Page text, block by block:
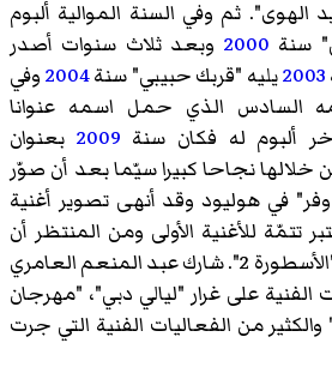
الهوى". ثم وفي السنة الموالية ألبوم
سنة 2000 وبعد ثلاث سنوات أصدر
2003يليه "قربك حبيبي" سنة2004وفي
السادس الذي حمل اسمه عنوانا
ألبوم له فكان سنة 2009 بعنوان
نجاحا كبيرا سيّما بعد أن صوّر
في هوليود وقد أنهى تصوير أغنية
تتمّة للأغنية الأولى ومن المنتظر أن
تكون في ألبومه الجديد "الأسطورة 2". شارك عبد المنعم العامري
الفنية على غرار "ليالي دبي"، "مهرجان
من الفعاليات الفنية التي جرت